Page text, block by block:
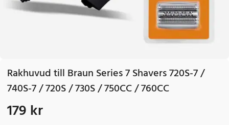
Rakhuvud till Braun Series 7 Shavers 720S-7 /
740S-7 / 720S / 730S / 750CC / 760CC
Pris:179 kr
179 kr